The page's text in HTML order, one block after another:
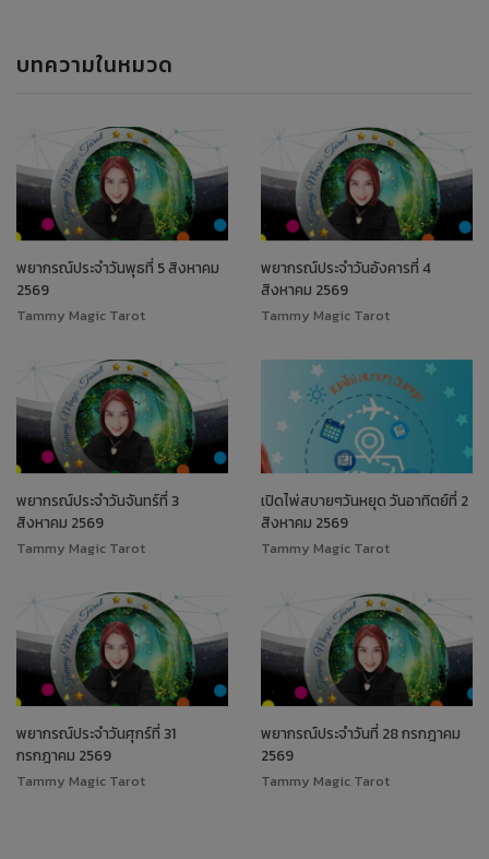
บทความในหมวด
พยากรณ์ประจำวันพุธที่ 5 สิงหาคม
2569
Tammy Magic Tarot
พยากรณ์ประจำวันอังคารที่ 4
สิงหาคม 2569
Tammy Magic Tarot
พยากรณ์ประจำวันจันทร์ที่ 3
สิงหาคม 2569
Tammy Magic Tarot
เปิดไพ่สบายๆวันหยุด วันอาทิตย์ที่ 2
สิงหาคม 2569
Tammy Magic Tarot
พยากรณ์ประจำวันศุกร์ที่ 31
กรกฎาคม 2569
Tammy Magic Tarot
พยากรณ์ประจำวันที่ 28 กรกฎาคม
2569
Tammy Magic Tarot